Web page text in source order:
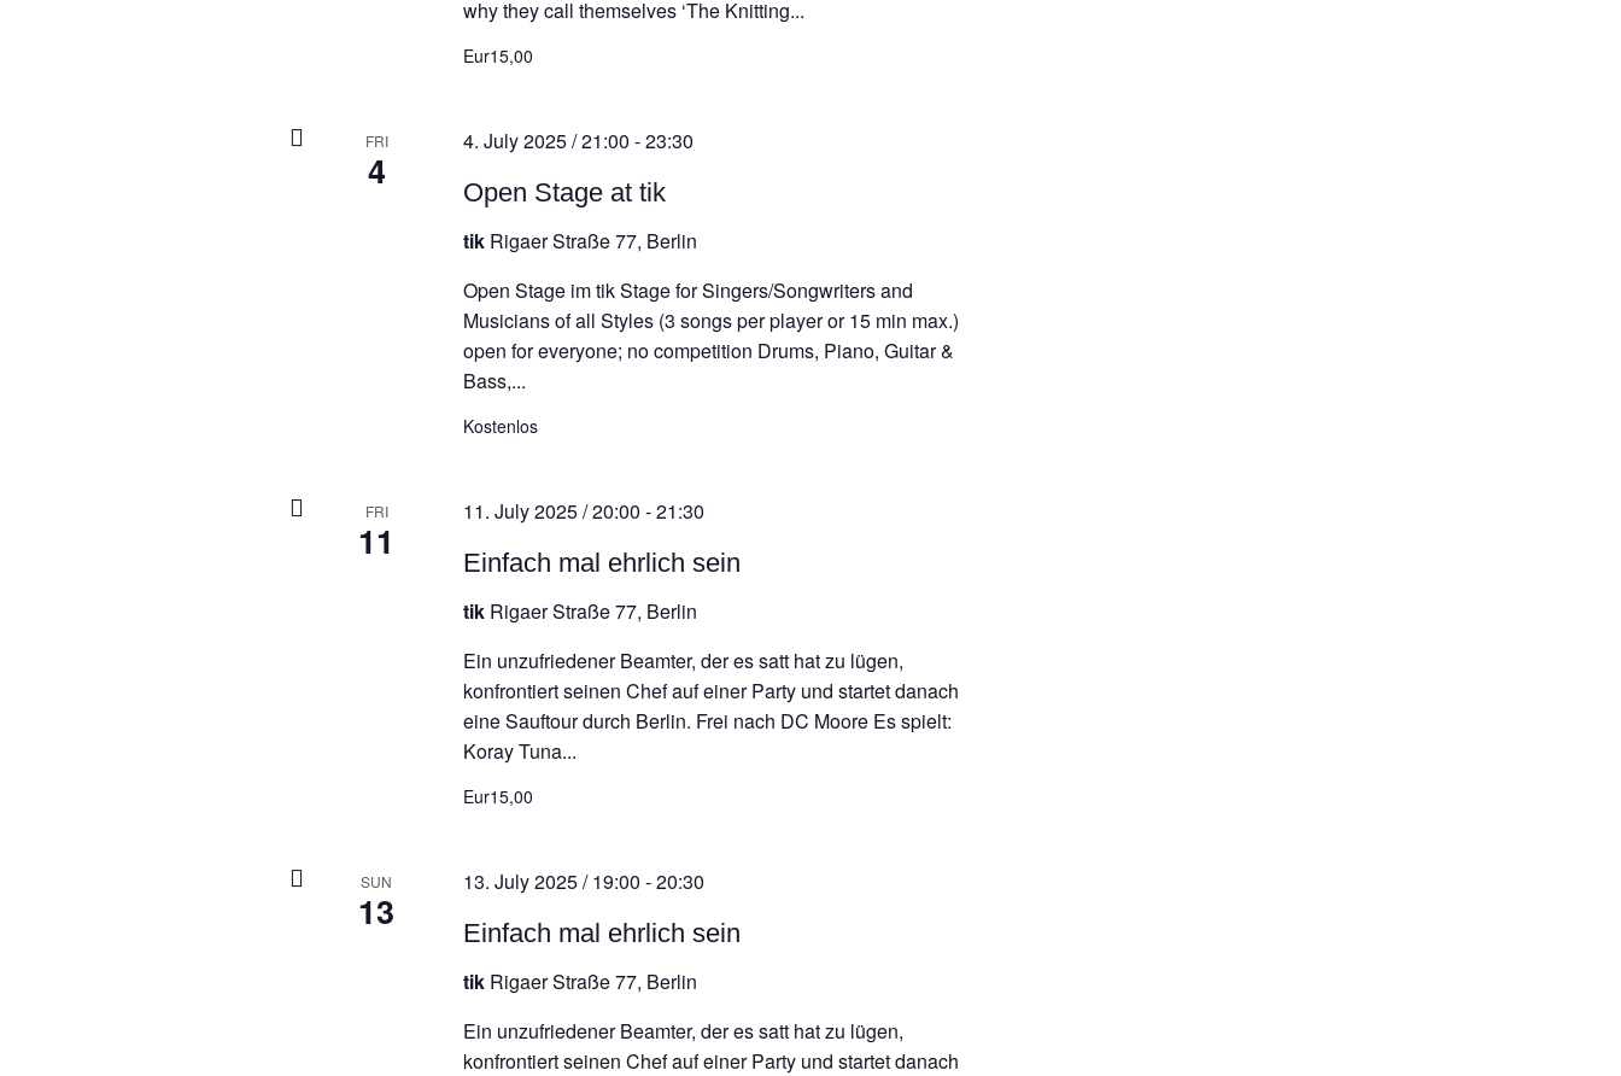
why they call themselves ‘The Knitting...
Eur15,00
FRI
4 Open Stage at tik
4. July 2025 / 21:00 -23:30
tik Rigaer Straße 77, Berlin
Open Stage im tik Stage for Singers/Songwriters and
Musicians of all Styles (3 songs per player or 15 min max.)
open for everyone; no competition Drums, Piano, Guitar &
Bass,...
Kostenlos
FRI
11 Einfach mal ehrlich sein
11. July 2025 / 20:00 -21:30
tik Rigaer Straße 77, Berlin
Ein unzufriedener Beamter, der es satt hat zu lügen,
konfrontiert seinen Chef auf einer Party und startet danach
eine Sauftour durch Berlin. Frei nach DC Moore Es spielt:
Koray Tuna...
Eur15,00
SUN
13 Einfach mal ehrlich sein
13. July 2025 / 19:00 -20:30
tik Rigaer Straße 77, Berlin
Ein unzufriedener Beamter, der es satt hat zu lügen,
konfrontiert seinen Chef auf einer Party und startet danach